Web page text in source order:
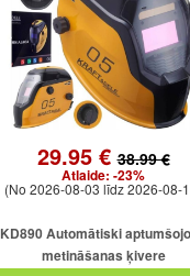
29.95 €38.99 €
Atlaide: -23%
(No 2026-08-03 līdz 2026-08-
KD890 Automātiski
metināšanas ķivere